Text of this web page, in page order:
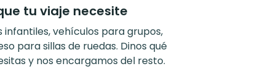
tu viaje necesite
infantiles, vehículos para grupos,
para sillas de ruedas. Dinos qué
y nos encargamos del resto.